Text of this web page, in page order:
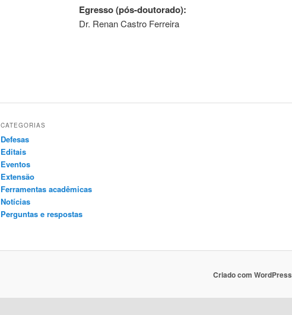
Egresso (pós-doutorado):
Dr. Renan Castro Ferreira
CATEGORIAS
Defesas
Editais
Eventos
Extensão
Ferramentas acadêmicas
Notícias
Perguntas e respostas
Criado com WordPress